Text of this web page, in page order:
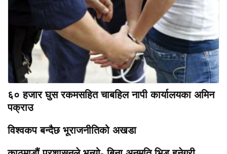
६० हजार घुस रकमसहित चाबहिल नापी कार्यालयका अमिन
पक्राउ
विश्वकप बन्दैछ भूराजनीतिको अखडा